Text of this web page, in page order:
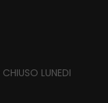
LUNEDI